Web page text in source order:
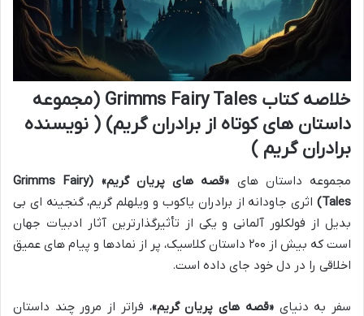
خلاصه کتاب Grimms Fairy Tales (مجموعه
داستان های کوتاه از برادران گریم) ( نویسنده
برادران گریم )
مجموعه داستان های
«قصه های پریان گریم» (Grimms Fairy
Tales)
اثری جاودانه از برادران یاکوب و ویلهلم گریم، گنجینه ای بی
بدیل از فولکلور آلمانی و یکی از تأثیرگذارترین آثار ادبیات جهان
است که بیش از ۲۰۰ داستان کلاسیک، پر از نمادها و پیام های عمیق
اخلاقی را در دل خود جای داده است.
سفر به دنیای«قصه های پریان گریم»، فراتر از مرور چند داستان